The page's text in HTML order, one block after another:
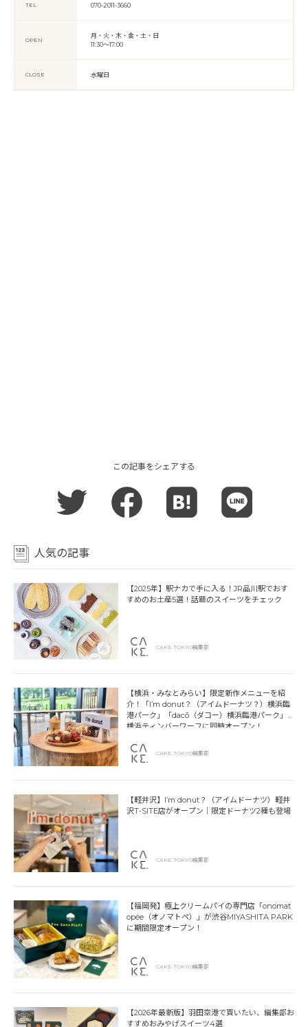
TEL 070-2011-3660
OPEN
月・火・木・金・土・日
11:30〜17:00
CLOSE 水曜日
この記事をシェアする
人気の記事
【2025年】駅ナカで手に入る！JR品川駅でおす
すめのお土産5選！話題のスイーツをチェック
CAKE.TOKYO編集部
【横浜・みなとみらい】限定新作メニューを紹
介！「I’m donut？（アイムドーナツ？）横浜臨
港パーク」「dacō（ダコー）横浜臨港パーク」
横浜ティンバーワーフに同時オープン！
CAKE.TOKYO編集部
【軽井沢】I’m donut？（アイムドーナツ）軽井
沢T-SITE店がオープン｜限定ドーナツ2種も登場
CAKE.TOKYO編集部
【福岡発】極上クリームパイの専門店「onomat
opée（オノマトペ）」が渋谷MIYASHITA PARK
に期間限定オープン！
CAKE.TOKYO編集部
【2026年最新版】羽田空港で買いたい、編集部お
すすめおみやげスイーツ4選